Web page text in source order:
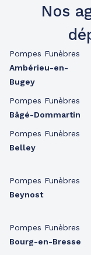
Nos
Pompes Funèbres
Ambérieu-en-
Bugey
Pompes Funèbres
Bâgé-Dommartin
Pompes Funèbres
Belley
Pompes Funèbres
Beynost
Pompes Funèbres
Bourg-en-Bresse